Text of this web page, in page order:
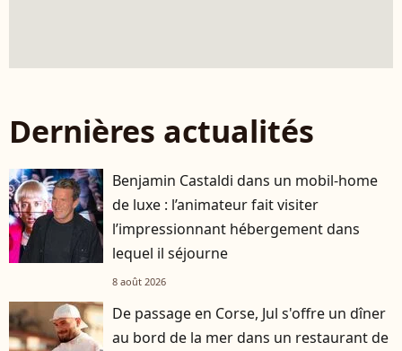
Dernières actualités
Benjamin Castaldi dans un mobil-home
de luxe : l’animateur fait visiter
l’impressionnant hébergement dans
lequel il séjourne
8 août 2026
De passage en Corse, Jul s'offre un dîner
au bord de la mer dans un restaurant de